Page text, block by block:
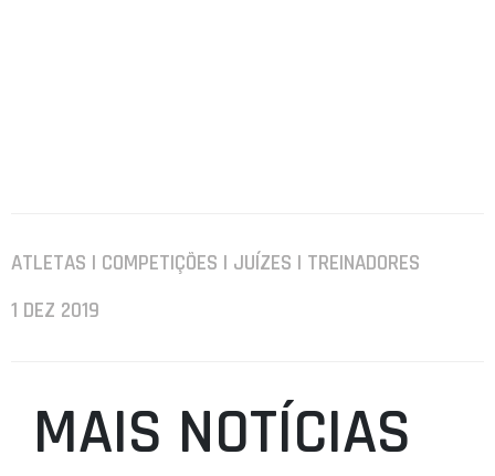
ATLETAS | COMPETIÇÕES | JUÍZES | TREINADORES
1 DEZ 2019
MAIS NOTÍCIAS